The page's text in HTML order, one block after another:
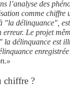
l’analyse des
comme chiffre
"la délinquance",
Le projet
la délinquance est
chiffre ?